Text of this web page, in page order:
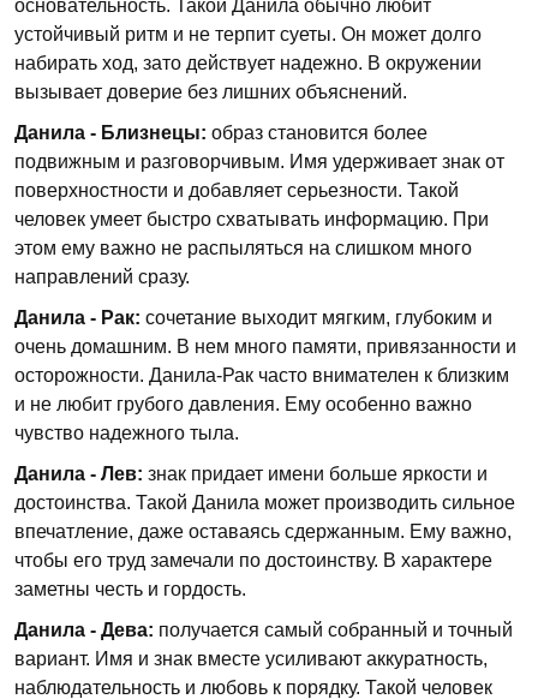
основательность. Такой Данила обычно любит
устойчивый ритм и не терпит суеты. Он может долго
набирать ход, зато действует надежно. В окружении
вызывает доверие без лишних объяснений.
Данила - Близнецы: образ становится более
подвижным и разговорчивым. Имя удерживает знак от
поверхностности и добавляет серьезности. Такой
человек умеет быстро схватывать информацию. При
этом ему важно не распыляться на слишком много
направлений сразу.
Данила - Рак: сочетание выходит мягким, глубоким и
очень домашним. В нем много памяти, привязанности и
осторожности. Данила-Рак часто внимателен к близким
и не любит грубого давления. Ему особенно важно
чувство надежного тыла.
Данила - Лев: знак придает имени больше яркости и
достоинства. Такой Данила может производить сильное
впечатление, даже оставаясь сдержанным. Ему важно,
чтобы его труд замечали по достоинству. В характере
заметны честь и гордость.
Данила - Дева: получается самый собранный и точный
вариант. Имя и знак вместе усиливают аккуратность,
наблюдательность и любовь к порядку. Такой человек